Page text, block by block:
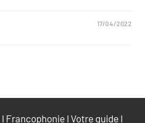
17/04/2022
I Francophonie I Votre guide I